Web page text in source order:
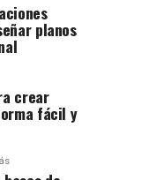
planos
crear
fácil y